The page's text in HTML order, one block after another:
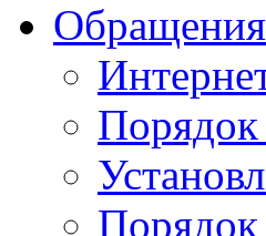
Обращения